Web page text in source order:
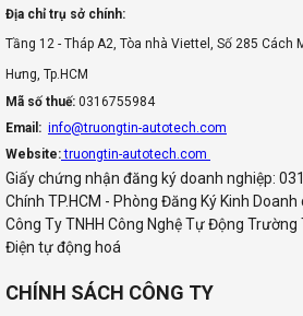
Địa chỉ trụ sở chính:
Tầng 12 - Tháp A2, Tòa nhà Viettel, Số 285 Cách
Hưng, Tp.HCM
Mã số thuế: 0316755984
Email: info@truongtin-autotech.com
Website:truongtin-autotech.com
Giấy chứng nhận đăng ký doanh nghiệp:
Chính TP.HCM - Phòng Đăng Ký Kinh
Công Ty TNHH Công Nghệ Tự Động
Điện tự động hoá
CHÍNH SÁCH CÔNG TY